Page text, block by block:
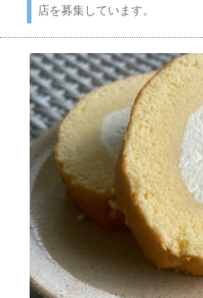
店を募集しています。